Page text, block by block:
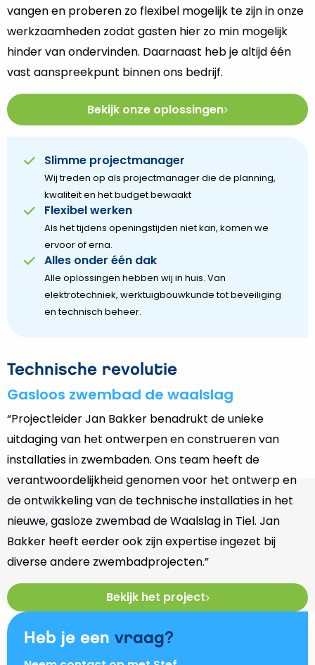
vangen en proberen zo flexibel mogelijk te zijn in onze
werkzaamheden zodat gasten hier zo min mogelijk
hinder van ondervinden. Daarnaast heb je altijd één
vast aanspreekpunt binnen ons bedrijf.
Bekijk onze oplossingen
Slimme projectmanager
Wij treden op als projectmanager die de planning,
kwaliteit en het budget bewaakt
Flexibel werken
Als het tijdens openingstijden niet kan, komen we
ervoor of erna.
Alles onder één dak
Alle oplossingen hebben wij in huis. Van
elektrotechniek, werktuigbouwkunde tot beveiliging
en technisch beheer.
Technische revolutie
Gasloos zwembad de waalslag
“Projectleider Jan Bakker benadrukt de unieke
uitdaging van het ontwerpen en construeren van
installaties in zwembaden. Ons team heeft de
verantwoordelijkheid genomen voor het ontwerp en
de ontwikkeling van de technische installaties in het
nieuwe, gasloze zwembad de Waalslag in Tiel. Jan
Bakker heeft eerder ook zijn expertise ingezet bij
diverse andere zwembadprojecten.”
Bekijk het project
Heb je een vraag?